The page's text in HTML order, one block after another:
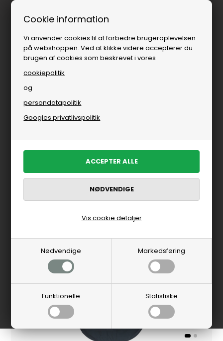
Cookie information
Vi anvender cookies til at forbedre brugeroplevelsen
på webshoppen. Ved at klikke videre accepterer du
brugen af cookies som beskrevet i vores
cookiepolitik
og
persondatapolitik
Googles privatlivspolitik
Nødvendige Markedsføring
Funktionelle Statistiske
Vis cookie detaljer